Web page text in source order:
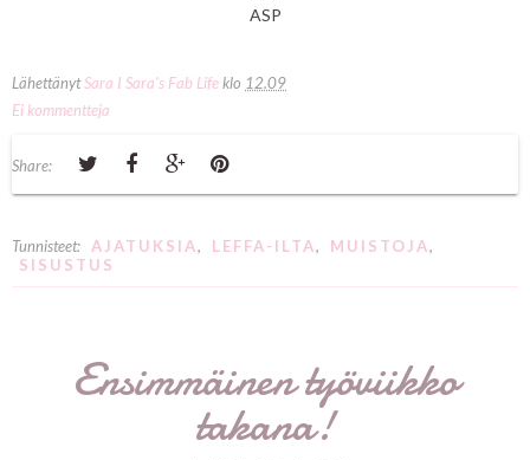
ASP
LähettänytSara I Sara's Fab Lifeklo 12.09
Ei kommentteja
Share:
Tunnisteet: AJATUKSIA, LEFFA-ILTA, MUISTOJA,
SISUSTUS
Ensimmäinen työviikko
takana!